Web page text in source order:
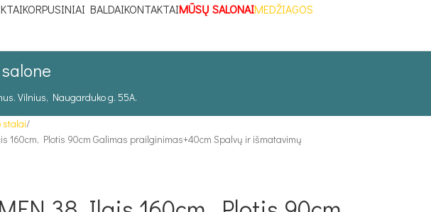
KORPUSINIAI BALDAIKONTAKTAIMŪSŲ SALONAIMEDŽIAGOS
Vilnius, Naugarduko g. 55A.
stalai
160cm, Plotis 90cm Galimas prailginimas+40cm Spalvų ir išmatavimų